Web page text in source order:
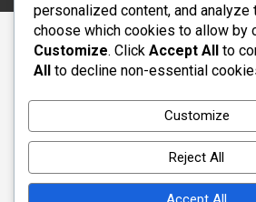
personalized content, and analyze
choose which cookies to allow by
Customize. Click Accept All to
All to decline non-essential
Customize
Reject All